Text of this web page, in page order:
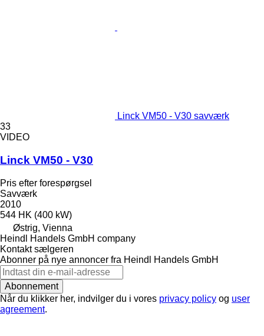
Linck VM50 - V30 savværk
33
VIDEO
Linck VM50 - V30
Pris efter forespørgsel
Savværk
2010
544 HK (400 kW)
Østrig, Vienna
Heindl Handels GmbH company
Kontakt sælgeren
Abonner på nye annoncer fra Heindl Handels GmbH
Abonnement
Når du klikker her, indvilger du i vores privacy policy og user
agreement.